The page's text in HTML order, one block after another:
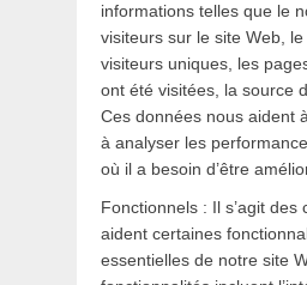
informations telles que le
visiteurs sur le site Web,
visiteurs uniques, les
ont été visitées, la source
Ces données nous aident
à analyser les
où il a besoin d’être
Fonctionnels : Il s’agit des
aident certaines
essentielles de notre site